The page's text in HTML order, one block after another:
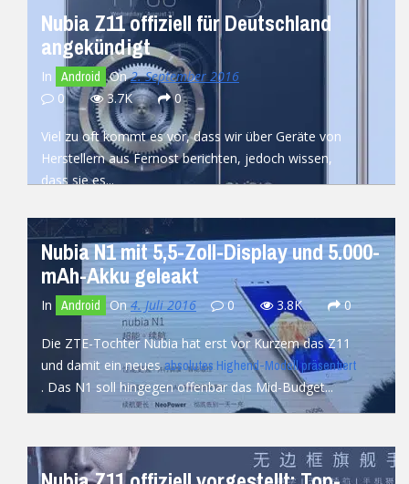
Nubia Z11 offiziell für Deutschland
angekündigt
In Android On2. September 2016
0
3.7K 0
Viel zu oft kommt es vor, dass wir über Geräte von
Herstellern aus Fernost berichten, jedoch wissen,
dass sie es...
Nubia N1 mit 5,5-Zoll-Display und 5.000-
mAh-Akku geleakt
In Android On 4. Juli 2016 0 3.8K 0
Die ZTE-Tochter Nubia hat erst vor Kurzem das Z11
und damit ein neuesabsolutes Highend-Modell präsentiert
. Das N1 soll hingegen offenbar das Mid-Budget...
READ MORE